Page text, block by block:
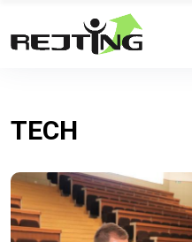
TECH